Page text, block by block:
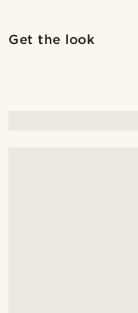
Get the look